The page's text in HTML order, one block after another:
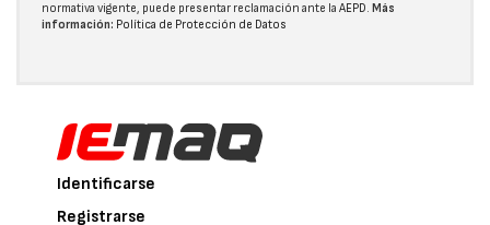
normativa vigente, puede presentar reclamación ante la AEPD. Más
información: Política de Protección de Datos
Identificarse
Registrarse